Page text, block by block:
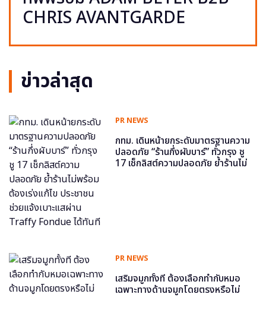
CHRIS AVANTGARDE
ข่าวล่าสุด
PR NEWS
กทม. เดินหน้ายกระดับมาตรฐานความ
ปลอดภัย “ร้านกึ่งผับบาร์” ทั่วกรุง ชู
17 เช็กลิสต์ความปลอดภัย ย้ำร้านไม่
PR NEWS
เสริมจมูกทั้งที ต้องเลือกทำกับหมอ
เฉพาะทางด้านจมูกโดยตรงหรือไม่